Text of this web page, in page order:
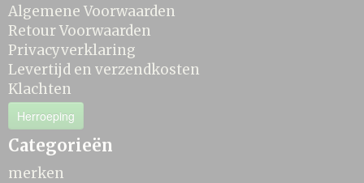
Algemene Voorwaarden
Retour Voorwaarden
Privacyverklaring
Levertijd en verzendkosten
Klachten
Herroeping
Categorieën
merken